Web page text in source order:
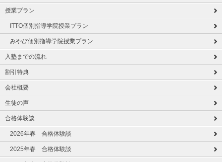
授業プラン
ITTO個別指導学院授業プラン
みやび個別指導学院授業プラン
入塾までの流れ
割引特典
会社概要
生徒の声
合格体験談
2026年春 合格体験談
2025年春 合格体験談